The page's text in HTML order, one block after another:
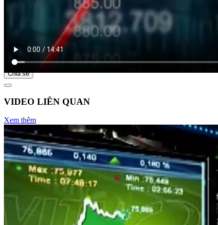
Bắt đầu tại
Chia sẻ
VIDEO LIÊN QUAN
Xem thêm